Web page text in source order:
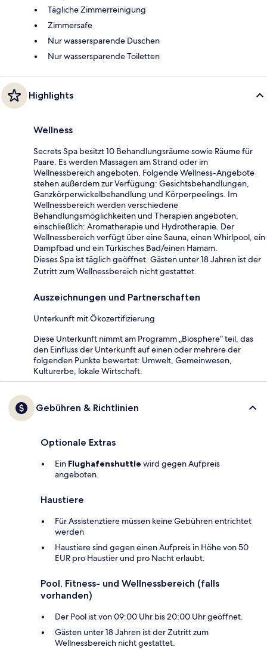
Tägliche Zimmerreinigung
Zimmersafe
Nur wassersparende Duschen
Nur wassersparende Toiletten
Highlights
Wellness
Secrets Spa besitzt 10 Behandlungsräume sowie Räume für
Paare. Es werden Massagen am Strand oder im
Wellnessbereich angeboten. Folgende Wellness-Angebote
stehen außerdem zur Verfügung: Gesichtsbehandlungen,
Ganzkörperwickelbehandlung und Körperpeelings. Im
Wellnessbereich werden verschiedene
Behandlungsmöglichkeiten und Therapien angeboten,
einschließlich: Aromatherapie und Hydrotherapie. Der
Wellnessbereich verfügt über eine Sauna, einen Whirlpool, ein
Dampfbad und ein Türkisches Bad/einen Hamam.
Dieses Spa ist täglich geöffnet. Gästen unter 18 Jahren ist der
Zutritt zum Wellnessbereich nicht gestattet.
Auszeichnungen und Partnerschaften
Unterkunft mit Ökozertifizierung
Diese Unterkunft nimmt am Programm „Biosphere“ teil, das
den Einfluss der Unterkunft auf einen oder mehrere der
folgenden Punkte bewertet: Umwelt, Gemeinwesen,
Kulturerbe, lokale Wirtschaft.
Gebühren & Richtlinien
Optionale Extras
Ein Flughafenshuttle wird gegen Aufpreis
angeboten.
Haustiere
Für Assistenztiere müssen keine Gebühren entrichtet
werden
Haustiere sind gegen einen Aufpreis in Höhe von 50
EUR pro Haustier und pro Nacht erlaubt.
Pool, Fitness- und Wellnessbereich (falls
vorhanden)
Der Pool ist von 09:00 Uhr bis 20:00 Uhr geöffnet.
Gästen unter 18 Jahren ist der Zutritt zum
Wellnessbereich nicht gestattet.